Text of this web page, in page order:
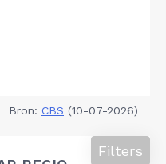
Bron: CBS (10-07-2026)
Filters